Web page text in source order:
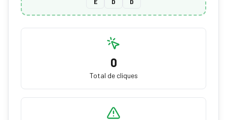
E D D
0
Total de cliques